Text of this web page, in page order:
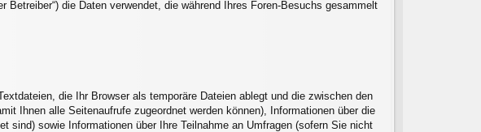
Betreiber“) die Daten verwendet, die während Ihres Foren-Besuchs gesammelt
die Ihr Browser als temporäre Dateien ablegt und die zwischen den
Ihnen alle Seitenaufrufe zugeordnet werden können), Informationen über die
sind) sowie Informationen über Ihre Teilnahme an Umfragen (sofern Sie nicht